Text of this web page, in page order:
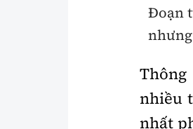
Đoạn
nhiều
nhất